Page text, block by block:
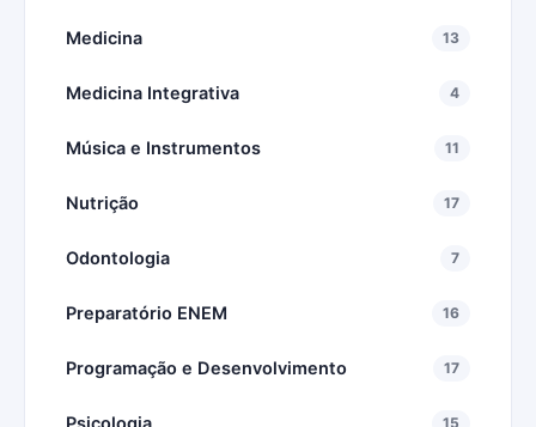
Medicina 13
Medicina Integrativa 4
Música e Instrumentos 11
Nutrição 17
Odontologia 7
Preparatório ENEM 16
Programação e Desenvolvimento 17
15